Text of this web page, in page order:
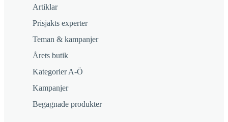
Artiklar
Prisjakts experter
Teman & kampanjer
Årets butik
Kategorier A-Ö
Kampanjer
Begagnade produkter